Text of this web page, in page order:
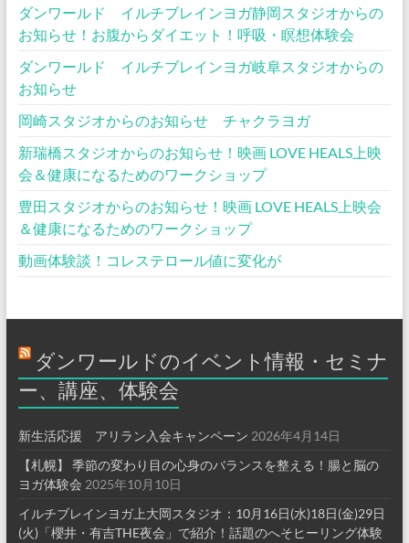
ダンワールド イルチブレインヨガ静岡スタジオからの
お知らせ！お腹からダイエット！呼吸・瞑想体験会
ダンワールド イルチブレインヨガ岐阜スタジオからの
お知らせ
岡崎スタジオからのお知らせ チャクラヨガ
新瑞橋スタジオからのお知らせ！映画 LOVE HEALS上映
会＆健康になるためのワークショップ
豊田スタジオからのお知らせ！映画 LOVE HEALS上映会
＆健康になるためのワークショップ
動画体験談！コレステロール値に変化が
ダンワールドのイベント情報・セミナ
ー、講座、体験会
新生活応援 アリラン入会キャンペーン 2026年4月14日
【札幌】 季節の変わり目の心身のバランスを整える！腸と脳の
ヨガ体験会 2025年10月10日
イルチブレインヨガ上大岡スタジオ：10月16日(水)18日(金)29日
(火)「櫻井・有吉THE夜会」で紹介！話題のへそヒーリング体験